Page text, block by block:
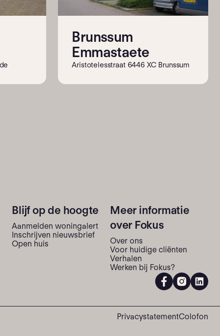
Brunssum
Emmastaete
Aristotelesstraat 6446 XC Brunssum
Blijf op de hoogte
Aanmelden woningalert
Inschrijven nieuwsbrief
Open huis
Meer informatie
over Fokus
Over ons
Voor huidige cliënten
Verhalen
Werken bij Fokus?
PrivacystatementColofon